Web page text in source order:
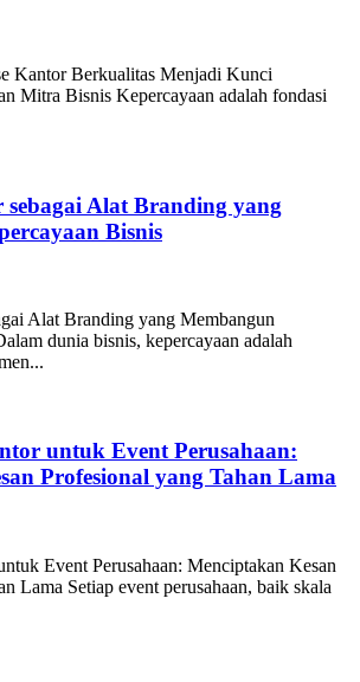
Kantor Berkualitas Menjadi Kunci
Mitra Bisnis Kepercayaan adalah fondasi
Alat Branding yang
Bisnis
Alat Branding yang Membangun
dunia bisnis, kepercayaan adalah
untuk Event Perusahaan:
Profesional yang Tahan Lama
Event Perusahaan: Menciptakan Kesan
Lama Setiap event perusahaan, baik skala